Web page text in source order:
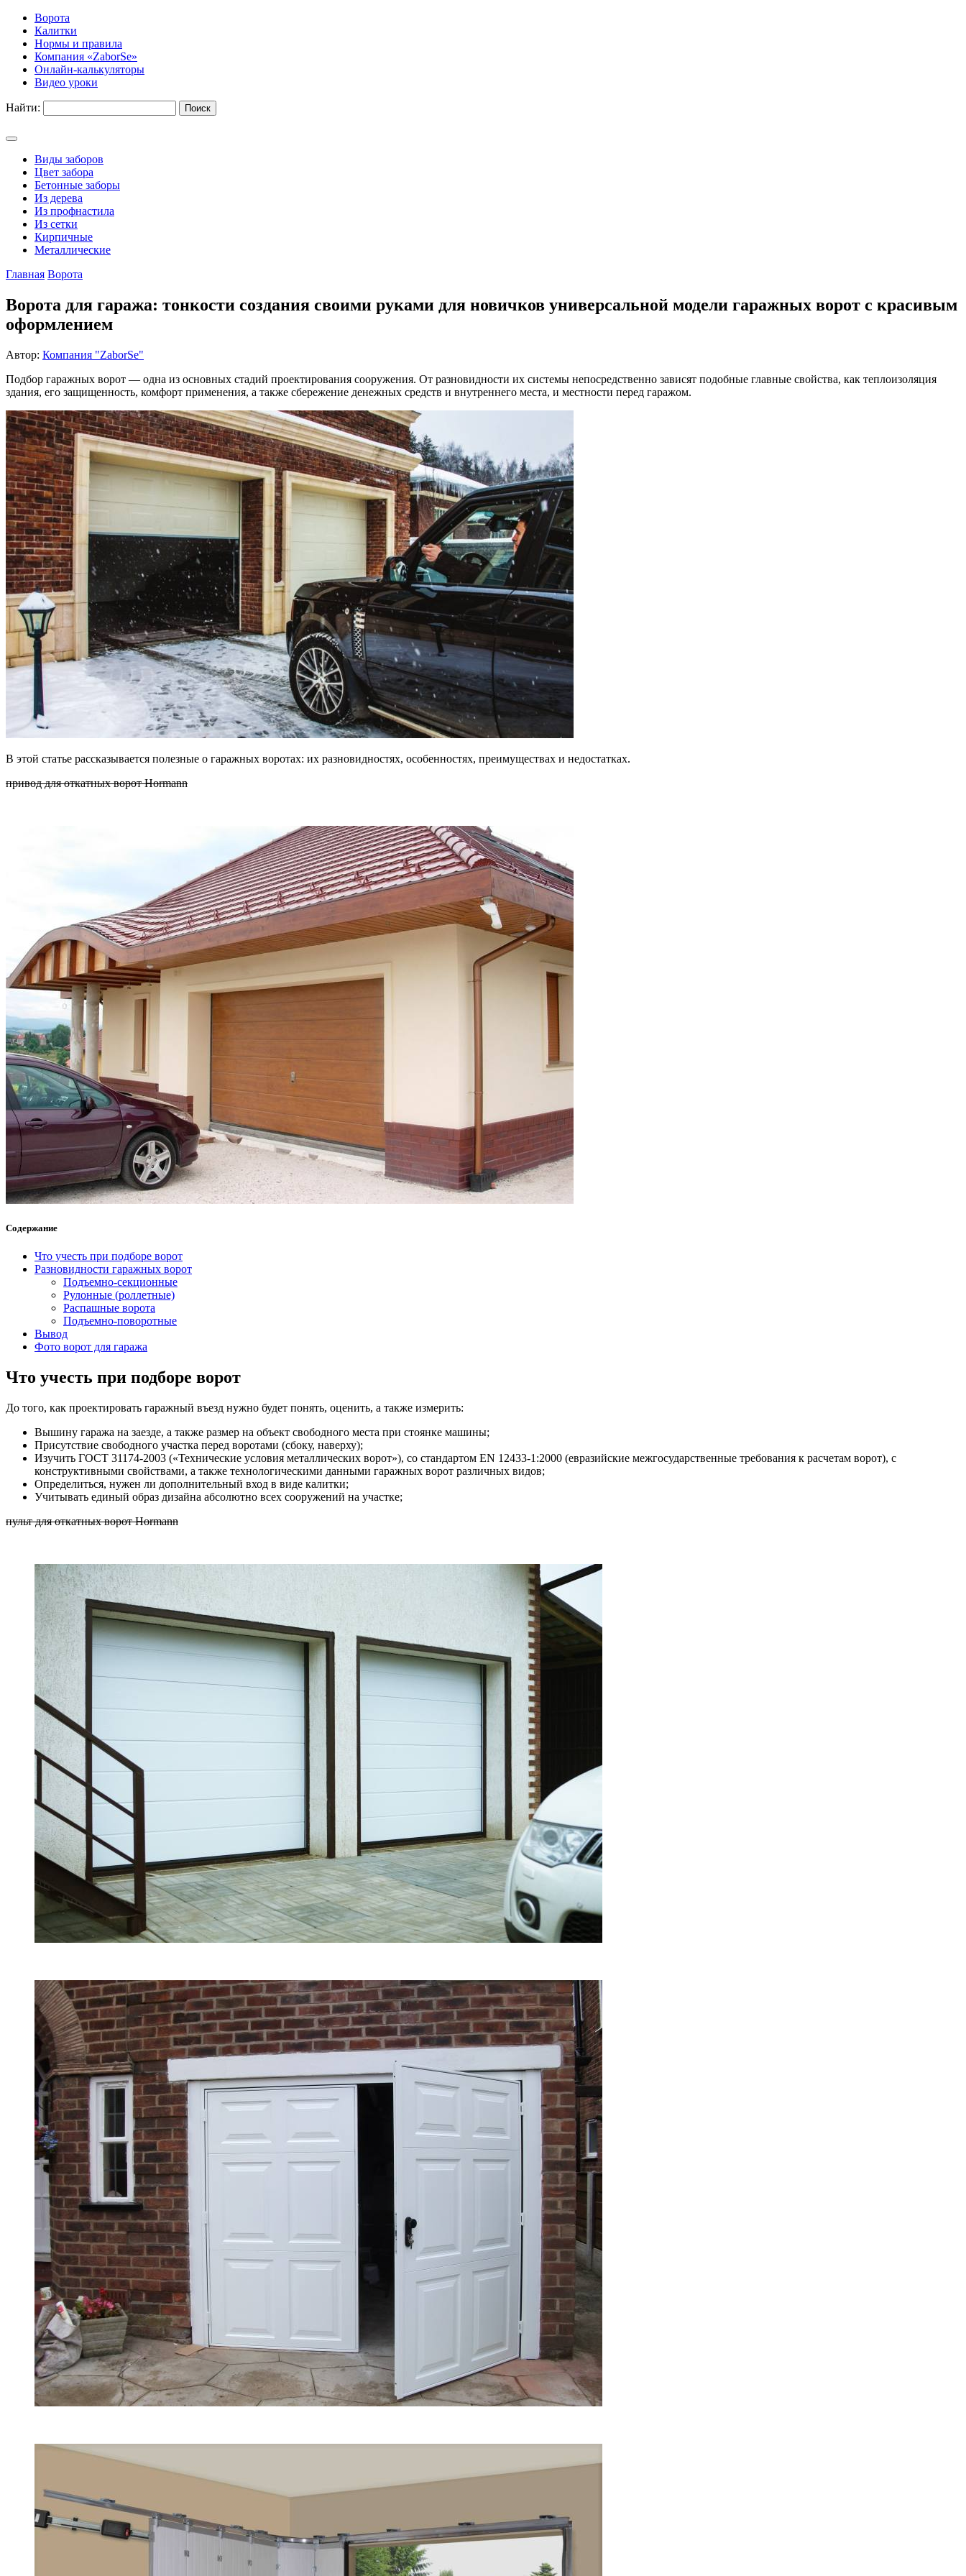
Ворота
Калитки
Нормы и правила
Компания «ZaborSe»
Онлайн-калькуляторы
Видео уроки
Найти:
Виды заборов
Цвет забора
Бетонные заборы
Из дерева
Из профнастила
Из сетки
Кирпичные
Металлические
Главная Ворота
Ворота для гаража: тонкости создания своими руками для новичков универсальной модели гаражных ворот с красивым
оформлением
Автор: Компания "ZaborSe"
Подбор гаражных ворот — одна из основных стадий проектирования сооружения. От разновидности их системы непосредственно зависят подобные главные свойства, как теплоизоляция
здания, его защищенность, комфорт применения, а также сбережение денежных средств и внутреннего места, и местности перед гаражом.
В этой статье рассказывается полезные о гаражных воротах: их разновидностях, особенностях, преимуществах и недостатках.
привод для откатных ворот Hormann
Содержание
Что учесть при подборе ворот
Разновидности гаражных ворот
Подъемно-секционные
Рулонные (роллетные)
Распашные ворота
Подъемно-поворотные
Вывод
Фото ворот для гаража
Что учесть при подборе ворот
До того, как проектировать гаражный въезд нужно будет понять, оценить, а также измерить:
Вышину гаража на заезде, а также размер на объект свободного места при стоянке машины;
Присутствие свободного участка перед воротами (сбоку, наверху);
Изучить ГОСТ 31174-2003 («Технические условия металлических ворот»), со стандартом EN 12433-1:2000 (евразийские межгосударственные требования к расчетам ворот), с
конструктивными свойствами, а также технологическими данными гаражных ворот различных видов;
Определиться, нужен ли дополнительный вход в виде калитки;
Учитывать единый образ дизайна абсолютно всех сооружений на участке;
пульт для откатных ворот Hormann